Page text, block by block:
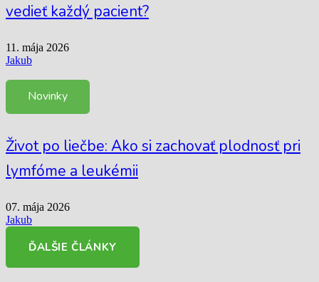
vedieť každý pacient?
11. mája 2026
Jakub
Novinky
Život po liečbe: Ako si zachovať plodnosť pri
lymfóme a leukémii
07. mája 2026
Jakub
ĎALŠIE ČLÁNKY